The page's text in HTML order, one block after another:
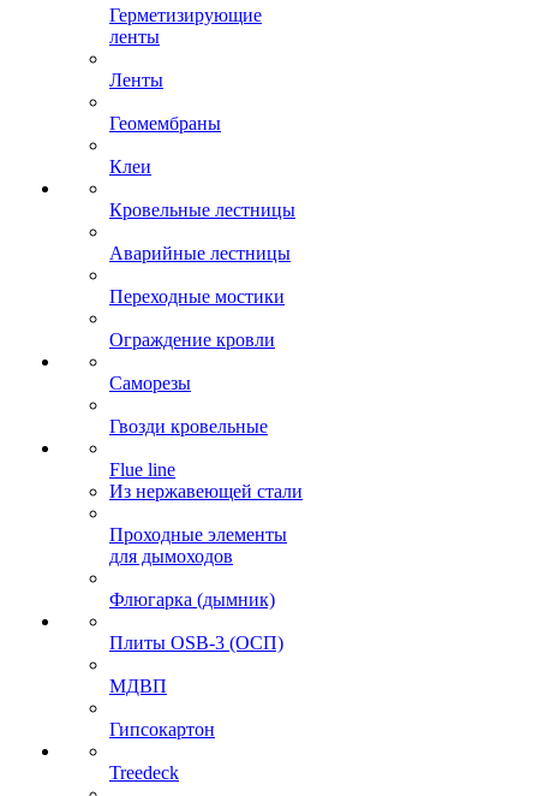
Герметизирующие
ленты
Ленты
Геомембраны
Клеи
Кровельные лестницы
Аварийные лестницы
Переходные мостики
Ограждение кровли
Саморезы
Гвозди кровельные
Flue line
Из нержавеющей стали
Проходные элементы
для дымоходов
Флюгарка (дымник)
Плиты OSB-3 (ОСП)
МДВП
Гипсокартон
Treedeck